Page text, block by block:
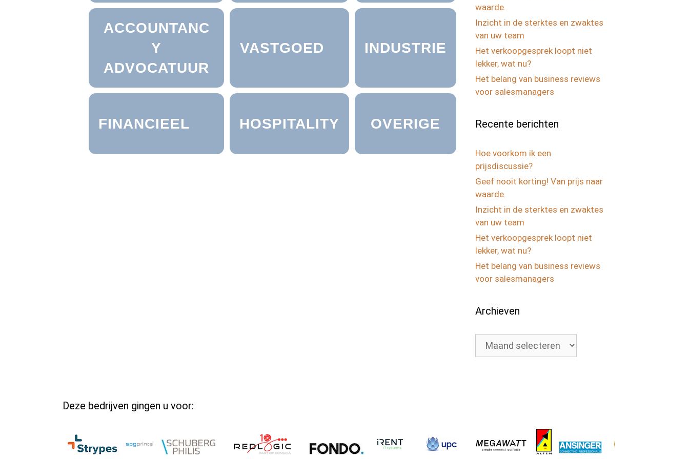
ACCOUNTANC
Y
ADVOCATUUR
VASTGOED INDUSTRIE
FINANCIEEL HOSPITALITY OVERIGE
waarde.
Inzicht in de sterktes en zwaktes
van uw team
Het verkoopgesprek loopt niet
lekker, wat nu?
Het belang van business reviews
voor salesmanagers
Recente berichten
Hoe voorkom ik een
prijsdiscussie?
Geef nooit korting! Van prijs naar
waarde.
Inzicht in de sterktes en zwaktes
van uw team
Het verkoopgesprek loopt niet
lekker, wat nu?
Het belang van business reviews
voor salesmanagers
Archieven
Archieven
Deze bedrijven gingen u voor: